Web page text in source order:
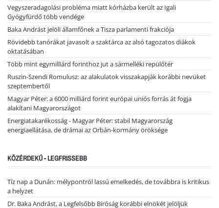
Vegyszeradagolási probléma miatt kórházba került az Igali
Gyógyfürdő több vendége
Baka Andrást jelöli államfőnek a Tisza parlamenti frakciója
Rövidebb tanórákat javasolt a szaktárca az alsó tagozatos diákok
oktatásában
Több mint egymilliárd forinthoz jut a sármelléki repülőtér
Ruszin-Szendi Romulusz: az alakulatok visszakapják korábbi nevüket
szeptembertől
Magyar Péter: a 6000 milliárd forint európai uniós forrás át fogja
alakítani Magyarországot
Energiatakarékosság - Magyar Péter: stabil Magyarország
energiaellátása, de drámai az Orbán-kormány öröksége
KÖZÉRDEKŰ - LEGFRISSEBB
Tíz nap a Dunán: mélypontról lassú emelkedés, de továbbra is kritikus
a helyzet
Dr. Baka Andrást, a Legfelsőbb Bíróság korábbi elnökét jelöljük